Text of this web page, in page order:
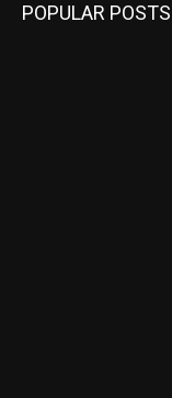
POPULAR POSTS